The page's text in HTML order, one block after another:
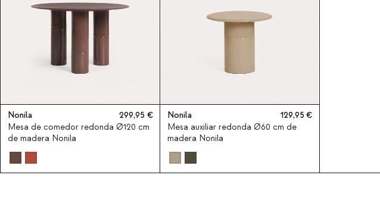
Nonila
299,95
Mesa de comedor redonda Ø120 cm
de madera Nonila
Nonila
129,95
Mesa auxiliar redonda Ø60 cm de
madera Nonila